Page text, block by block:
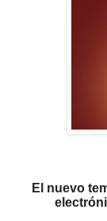
El nuevo